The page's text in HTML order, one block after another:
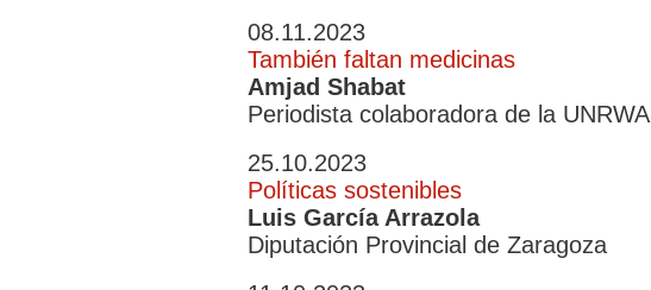
08.11.2023
También faltan medicinas
Amjad Shabat
Periodista colaboradora de la UNRWA
25.10.2023
Políticas sostenibles
Luis García Arrazola
Diputación Provincial de Zaragoza